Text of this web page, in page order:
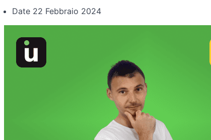
Date 22 Febbraio 2024